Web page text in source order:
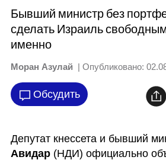
Бывший министр без
сделать Израиль
именно
Моран Азулай | Опубликовано:
Обсудить
Депутат кнессета и бывший
Авидар (НДИ) официально